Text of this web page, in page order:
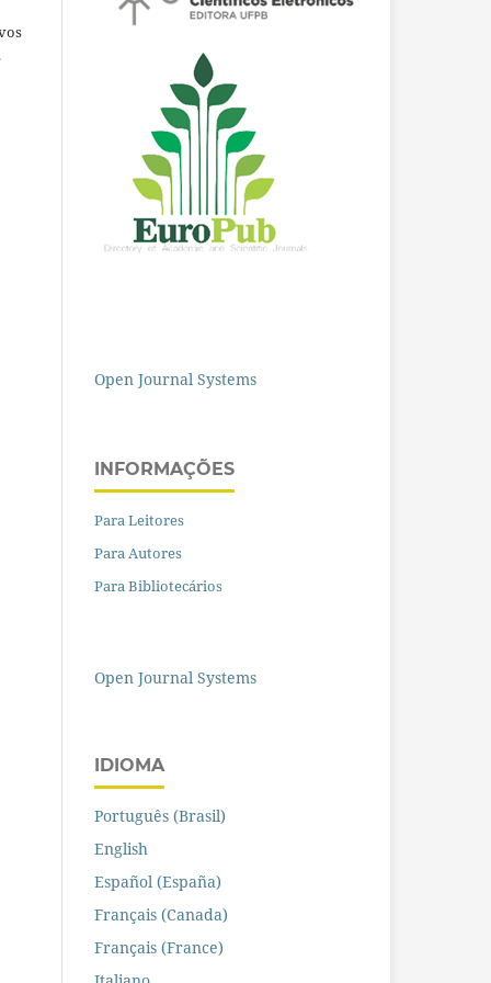
Open Journal Systems
INFORMAÇÕES
Para Leitores
Para Autores
Para Bibliotecários
Open Journal Systems
IDIOMA
Português (Brasil)
English
Español (España)
Français (Canada)
Français (France)